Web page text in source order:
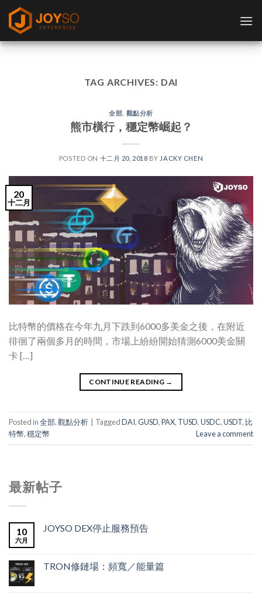
Skip
content
TAG ARCHIVES: DAI
全部 觀點分析
熊市橫行，穩定幣崛起？
POSTED ON 十二月 20, 2018 BY JACKY CHEN
20
十二月
比特幣的價格在今年九月下跌到6000多美金之後，在附近
徘徊了兩個多月的時間，市場上紛紛開始猜測6000美金關
卡 […]
CONTINUE READING →
Posted in全部,觀點分析 TaggedDAI,GUSD,PAX, TUSD,USDC,USDT, 比
特幣,穩定幣 Leave a comment
最新帖子
10
六月
JOYSO DEX停止服務預告
TRON修鏈場：頻寬／能量篇